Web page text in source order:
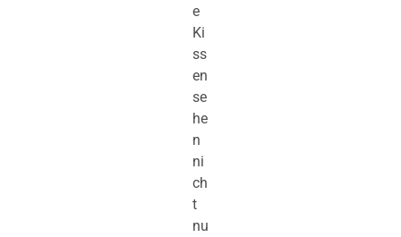
e
Ki
ss
en
se
he
n
ni
ch
t
nu